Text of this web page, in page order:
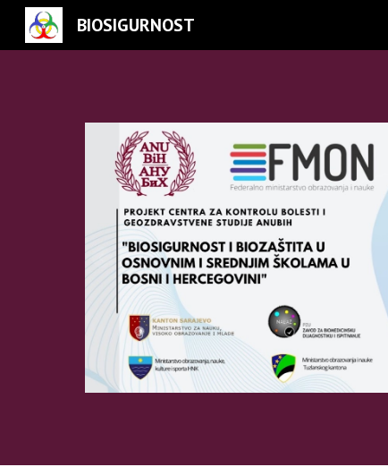
BIOSIGURNOST